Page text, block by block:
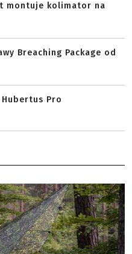
montuje kolimator na
Breaching Package od
Pro